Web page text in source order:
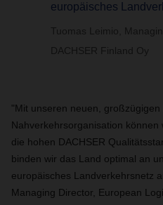
europäisches
Tuomas Leimio,
DACHSER Finland Oy
"Mit unseren neuen,
Nahverkehrsorganisation
die hohen DACHSER
binden wir das Land optimal an
europäisches Landverkehrsnetz
Managing Director, European